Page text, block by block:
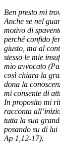
Ben presto mi
Anche se nel
motivo di
perché confido
giusto, ma al
stesso le mie
mio avvocato
così chiara la
dona la
mi consente di
In proposito mi
racconta
tutta la sua
posando su di
Ap 1,12-17).